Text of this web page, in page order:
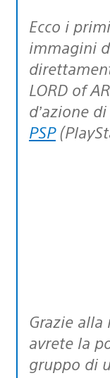
Ecco i primi dettagli e e le prime
immagini
LORD of
d’azione di
PSP
Grazie
avrete la
gruppo di